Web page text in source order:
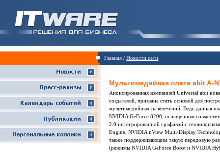
Главная /Новости сети
Мультимедийная плата abit A-
Анонсированная компанией Universal abit
создателей, призвана стать основой для
мультимедийных развлечений. Ведь данная
NVIDIA GeForce 8200, оснащённом
2.0 интегрированной графикой с
Engine, NVIDIA nView Multi-Display
также поддерживающим такую передовую
(режимы NVIDIA GeForce Boost и NVIDIA